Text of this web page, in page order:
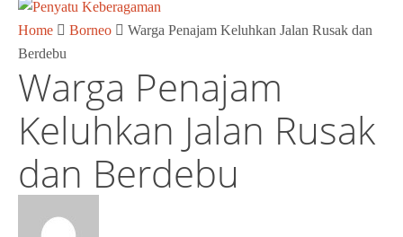
Home Borneo
Warga Penajam Keluhkan Jalan Rusak dan
Berdebu
Warga Penajam
Keluhkan Jalan Rusak
dan Berdebu